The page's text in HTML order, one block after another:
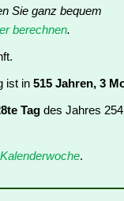
Sie ganz bequem
berechnen.
ist in 515 Jahren, 3
Tag des Jahres
.